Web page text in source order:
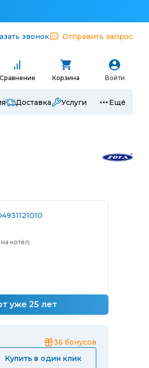
звонок Отправить запрос
Сравнение Корзина Войти
Доставка Услуги Ещё
котёл;
уже 25 лет
36 бонусов
Купить в один клик